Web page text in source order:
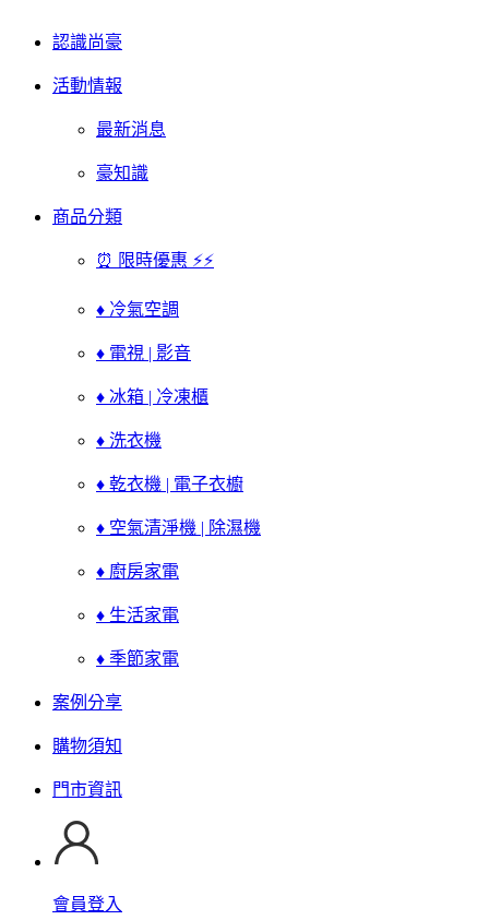
認識尚豪
活動情報
最新消息
豪知識
商品分類
⏰ 限時優惠 ⚡⚡
♦ 冷氣空調
♦ 電視 | 影音
♦ 冰箱 | 冷凍櫃
♦ 洗衣機
♦ 乾衣機 | 電子衣櫥
♦ 空氣清淨機 | 除濕機
♦ 廚房家電
♦ 生活家電
♦ 季節家電
案例分享
購物須知
門市資訊
會員登入